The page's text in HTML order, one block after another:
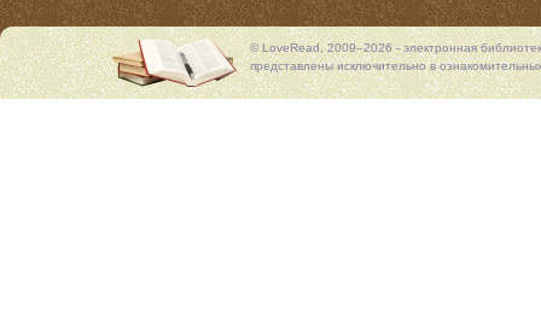
© LoveRead, 2009–2026 - электронная
представлены исключительно в